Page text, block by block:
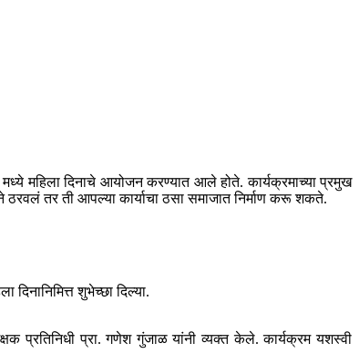
महिला दिनाचे आयोजन करण्यात आले होते. कार्यक्रमाच्या प्रमुख
ठरवलं तर ती आपल्या कार्याचा ठसा समाजात निर्माण करू शकते.
दिनानिमित्त शुभेच्छा दिल्या.
प्रतिनिधी प्रा. गणेश गुंजाळ यांनी व्यक्त केले. कार्यक्रम यशस्वी